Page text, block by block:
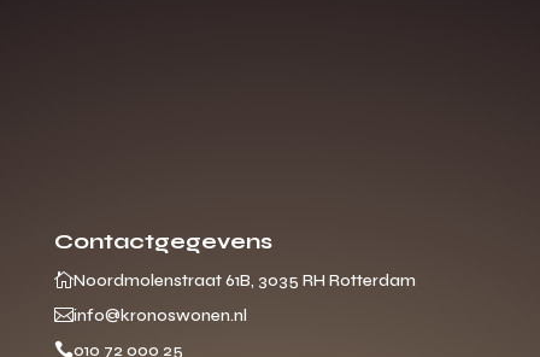
Contactgegevens
Noordmolenstraat 61B, 3035 RH Rotterdam
info@kronoswonen.nl
010 72 000 25